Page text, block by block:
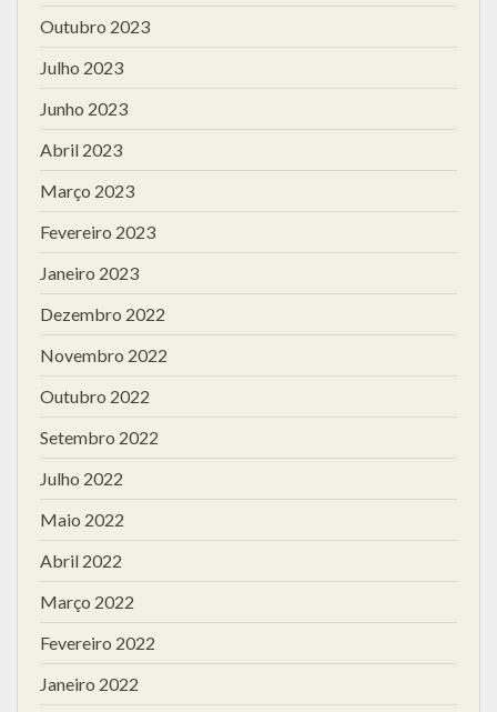
Outubro 2023
Julho 2023
Junho 2023
Abril 2023
Março 2023
Fevereiro 2023
Janeiro 2023
Dezembro 2022
Novembro 2022
Outubro 2022
Setembro 2022
Julho 2022
Maio 2022
Abril 2022
Março 2022
Fevereiro 2022
Janeiro 2022